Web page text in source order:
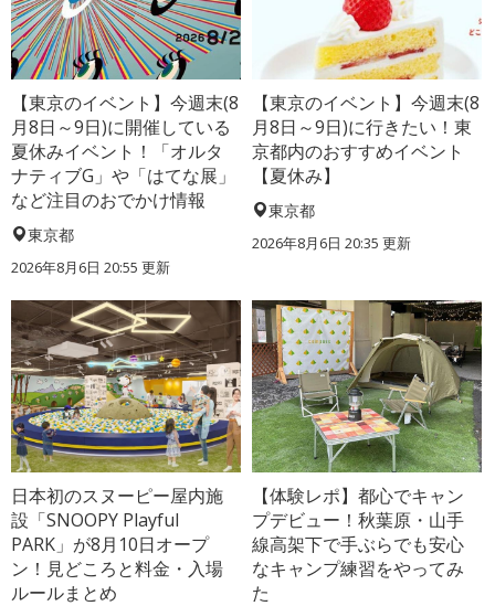
【東京のイベント】今週末(8
月8日～9日)に開催している
夏休みイベント！「オルタ
ナティブG」や「はてな展」
など注目のおでかけ情報
東京都
2026年8月6日 20:55 更新
【東京のイベント】今週末(8
月8日～9日)に行きたい！東
京都内のおすすめイベント
【夏休み】
東京都
2026年8月6日 20:35 更新
日本初のスヌーピー屋内施
設「SNOOPY Playful
PARK」が8月10日オープ
ン！見どころと料金・入場
ルールまとめ
【体験レポ】都心でキャン
プデビュー！秋葉原・山手
線高架下で手ぶらでも安心
なキャンプ練習をやってみ
た